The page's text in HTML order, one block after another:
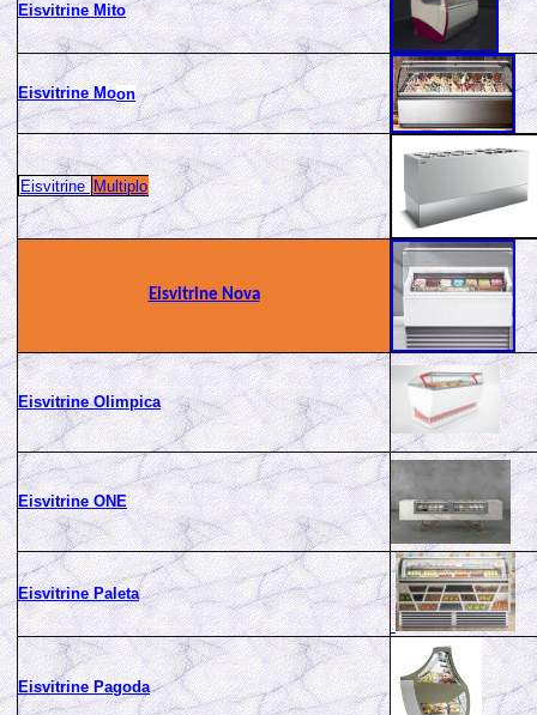
Eisvitrine Mito
Eisvitrine Moon
Eisvitrine Multiplo
Eisvitrine Nova
Eisvitrine Olimpica
Eisvitrine ONE
Eisvitrine Paleta
Eisvitrine Pagoda